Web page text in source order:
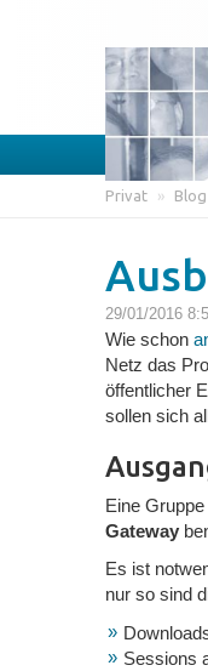
Privat » Blog
29/01/2016
Wie schon
Netz das
öffentlicher
sollen sich
Eine
Gateway
Es ist
nur so sind
Sessions